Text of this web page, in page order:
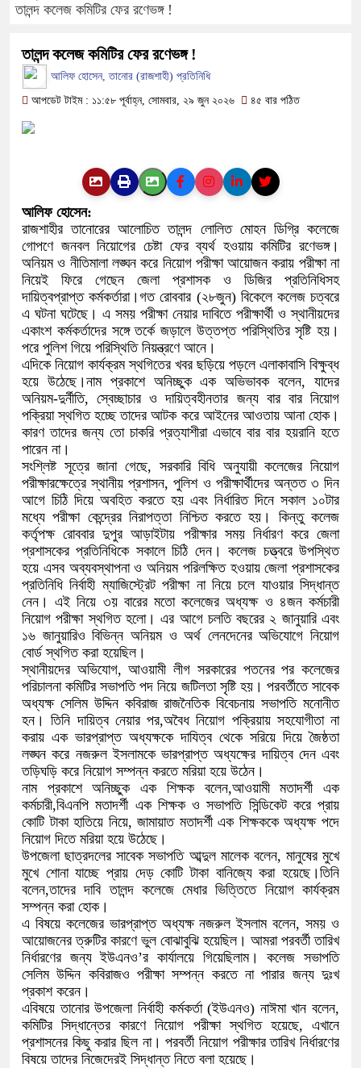
ফরিদপুরে ‘শ্মশান বন্ধু’ কানু সেন
তালন্দ কলেজ কমিটির ফের রণেভঙ্গ !
তালন্দ কলেজ কমিটির ফের রণেভঙ্গ !
আলিফ হোসেন, তানোর (রাজশাহী) প্রতিনিধি
আপডেট টাইম : ১১:৫৮ পূর্বাহ্ন, সোমবার, ২৯ জুন ২০২৬
৪৫ বার পঠিত
আলিফ হোসেন:
রাজশাহীর তানোরের আলোচিত তালন্দ লোলিত মোহন ডিগ্রি কলেজে
গোপণে জনবল নিয়োগের চেষ্টা ফের ব্যর্থ হওয়ায় কমিটির রণেভঙ্গ।
অনিয়ম ও নীতিমালা লঙ্ঘন করে নিয়োগ পরীক্ষা আয়োজন করায় পরীক্ষা না
নিয়েই ফিরে গেছেন জেলা প্রশাসক ও ডিজির প্রতিনিধিসহ
দায়িত্বপ্রাপ্ত কর্মকর্তারা।গত রোববার (২৮জুন) বিকেলে কলেজ চত্বরে
এ ঘটনা ঘটেছে। এ সময় পরীক্ষা নেয়ার দাবিতে পরীক্ষার্থী ও স্থানীয়দের
একাংশ কর্মকর্তাদের সঙ্গে তর্কে জড়ালে উত্তপ্ত পরিস্থিতির সৃষ্টি হয়।
পরে পুলিশ গিয়ে পরিস্থিতি নিয়ন্ত্রণে আনে।
এদিকে নিয়োগ কার্যক্রম স্থগিতের খবর ছড়িয়ে পড়লে এলাকাবাসি বিক্ষুব্ধ
হয়ে উঠেছে।নাম প্রকাশে অনিচ্ছুক এক অভিভাবক বলেন, যাদের
অনিয়ম-দুর্নীতি, স্বেচ্ছাচার ও দায়িত্বহীনতার জন্য বার বার নিয়োগ
পক্রিয়া স্থগিত হচ্ছে তাদের আটক করে আইনের আওতায় আনা হোক।
কারণ তাদের জন্য তো চাকরি প্রত্যাশীরা এভাবে বার বার হয়রানি হতে
পারেন না।
সংশ্লিষ্ট সূত্রে জানা গেছে, সরকারি বিধি অনুযায়ী কলেজের নিয়োগ
পরীক্ষারক্ষেত্রে স্থানীয় প্রশাসন, পুলিশ ও পরীক্ষার্থীদের অন্তত ৩ দিন
আগে চিঠি দিয়ে অবহিত করতে হয় এবং নির্ধারিত দিনে সকাল ১০টার
মধ্যে পরীক্ষা কেন্দ্রের নিরাপত্তা নিশ্চিত করতে হয়। কিন্তু কলেজ
কর্তৃপক্ষ রোববার দুপুর আড়াইটায় পরীক্ষার সময় নির্ধারণ করে জেলা
প্রশাসকের প্রতিনিধিকে সকালে চিঠি দেন। কলেজ চত্ত্বরে উপস্থিত
হয়ে এসব অব্যবস্থাপনা ও অনিয়ম পরিলক্ষিত হওয়ায় জেলা প্রশাসকের
প্রতিনিধি নির্বাহী ম্যাজিস্ট্রেট পরীক্ষা না নিয়ে চলে যাওয়ার সিদ্ধান্ত
নেন। এই নিয়ে ৩য় বারের মতো কলেজের অধ্যক্ষ ও ৪জন কর্মচারী
নিয়োগ পরীক্ষা স্থগিত হলো। এর আগে চলতি বছরের ২ জানুয়ারি এবং
১৬ জানুয়ারিও বিভিন্ন অনিয়ম ও অর্থ লেনদেনের অভিযোগে নিয়োগ
বোর্ড স্থগিত করা হয়েছিল।
স্থানীয়দের অভিযোগ, আওয়ামী লীগ সরকারের পতনের পর কলেজের
পরিচালনা কমিটির সভাপতি পদ নিয়ে জটিলতা সৃষ্টি হয়। পরবর্তীতে সাবেক
অধ্যক্ষ সেলিম উদ্দিন কবিরাজ রাজনৈতিক বিবেচনায় সভাপতি মনোনীত
হন। তিনি দায়িত্ব নেয়ার পর,অবৈধ নিয়োগ পক্রিয়ায় সহযোগীতা না
করায় এক ভারপ্রাপ্ত অধ্যক্ষকে দাযিত্ব থেকে সরিয়ে দিয়ে জৈষ্ঠতা
লঙ্ঘন করে নজরুল ইসলামকে ভারপ্রাপ্ত অধ্যক্ষের দায়িত্ব দেন এবং
তড়িঘড়ি করে নিয়োগ সম্পন্ন করতে মরিয়া হয়ে উঠেন।
নাম প্রকাশে অনিচ্ছুক এক শিক্ষক বলেন,আওয়ামী মতাদর্শী এক
কর্মচারী,বিএনপি মতাদর্শী এক শিক্ষক ও সভাপতি সিন্ডিকেট করে প্রায়
কোটি টাকা হাতিয়ে নিয়ে, জামায়াত মতাদর্শী এক শিক্ষককে অধ্যক্ষ পদে
নিয়োগ দিতে মরিয়া হয়ে উঠেছে।
উপজেলা ছাত্রদলের সাবেক সভাপতি আব্দুল মালেক বলেন, মানুষের মুখে
মুখে শোনা যাচ্ছে প্রায় দেড় কোটি টাকা বানিজ্যে করা হয়েছে।তিনি
বলেন,তাদের দাবি তালন্দ কলেজে মেধার ভিত্তিতে নিয়োগ কার্যক্রম
সম্পন্ন করা হোক।
এ বিষয়ে কলেজের ভারপ্রাপ্ত অধ্যক্ষ নজরুল ইসলাম বলেন, সময় ও
আয়োজনের ত্রুটির কারণে ভুল বোঝাবুঝি হয়েছিল। আমরা পরবর্তী তারিখ
নির্ধারণের জন্য ইউএনও’র কার্যালয়ে গিয়েছিলাম। কলেজ সভাপতি
সেলিম উদ্দিন কবিরাজও পরীক্ষা সম্পন্ন করতে না পারার জন্য দুঃখ
প্রকাশ করেন।
এবিষয়ে তানোর উপজেলা নির্বাহী কর্মকর্তা (ইউএনও) নাঈমা খান বলেন,
কমিটির সিদ্ধান্তের কারণে নিয়োগ পরীক্ষা স্থগিত হয়েছে, এখানে
প্রশাসনের কিছু করার ছিল না। পরবর্তী নিয়োগ পরীক্ষার তারিখ নির্ধারণের
বিষয়ে তাদের নিজেদেরই সিদ্ধান্ত নিতে বলা হয়েছে।